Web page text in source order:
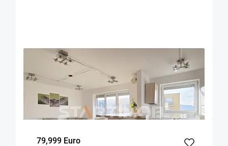
OFERTA NOUA
Apartament cu boxa si parcare Avantgarden
Brasov
59.17
m² dormitoare Etaj
79,999 Euro